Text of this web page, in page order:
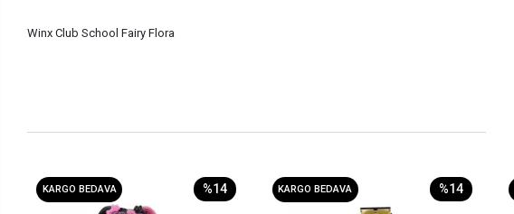
Winx Club School Fairy Flora
KARGO BEDAVA %14 KARGO BEDAVA %14